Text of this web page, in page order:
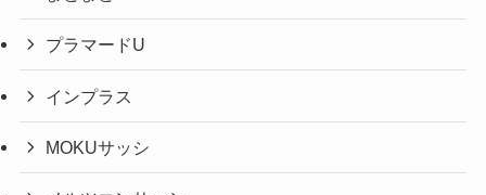
プラマードU
インプラス
MOKUサッシ